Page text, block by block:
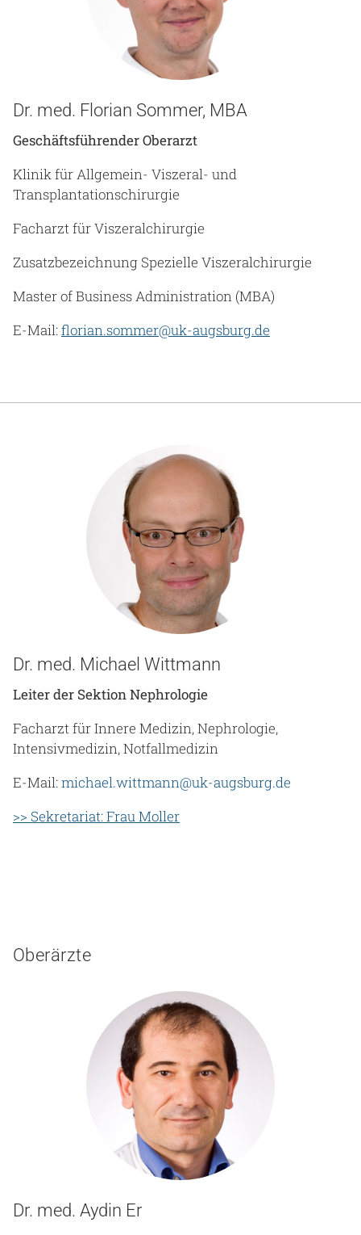
Anreise
Dr. med. Florian Sommer, MBA
Geschäftsführender Oberarzt
Klinik für Allgemein- Viszeral- und
Transplantationschirurgie
Facharzt für Viszeralchirurgie
Zusatzbezeichnung Spezielle Viszeralchirurgie
Master of Business Administration (MBA)
E-Mail:florian.sommer@uk-augsburg.de
Dr. med. Michael Wittmann
Leiter der Sektion Nephrologie
Facharzt für Innere Medizin, Nephrologie,
Intensivmedizin, Notfallmedizin
E-Mail:michael.wittmann@uk-augsburg.de
>> Sekretariat: Frau Moller
Oberärzte
Dr. med. Aydin Er